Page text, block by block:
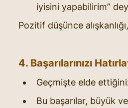
iyisini yapabilirim”
Pozitif düşünce
4. Başarılarınızı
Geçmişte elde
Bu başarılar, büyük